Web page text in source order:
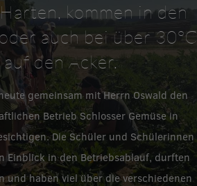
kommen in den
auch bei über 30°C
auf den Acker.
gemeinsam mit Herrn Oswald den
Betrieb Schlosser Gemüse in
Die Schüler und Schülerinnen
Einblick in den Betriebsablauf, durften
und haben viel über die verschiedenen